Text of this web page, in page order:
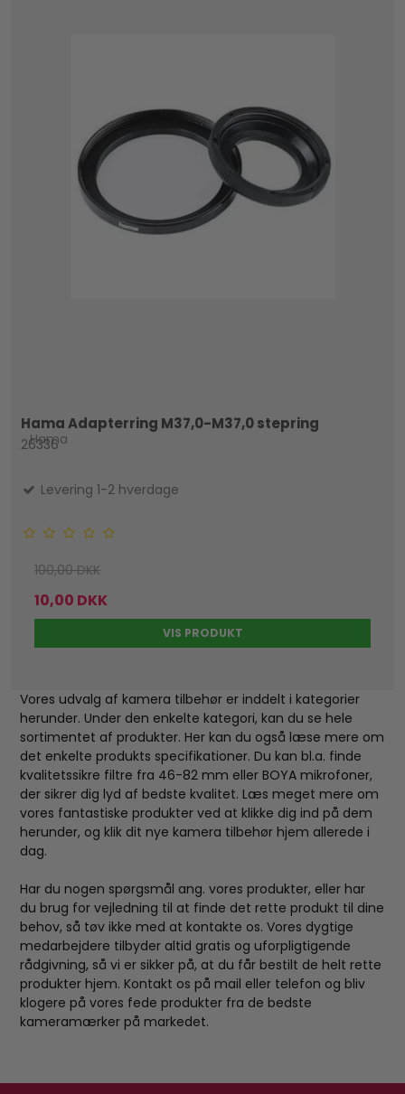
Hama Adapterring M37,0-M37,0 stepring
Hama
26336
Levering 1-2 hverdage
100,00 DKK
10,00 DKK
VIS PRODUKT
Vores udvalg af kamera tilbehør er inddelt i kategorier
herunder. Under den enkelte kategori, kan du se hele
sortimentet af produkter. Her kan du også læse mere om
det enkelte produkts specifikationer. Du kan bl.a. finde
kvalitetssikre filtre fra 46-82 mm eller BOYA mikrofoner,
der sikrer dig lyd af bedste kvalitet. Læs meget mere om
vores fantastiske produkter ved at klikke dig ind på dem
herunder, og klik dit nye kamera tilbehør hjem allerede i
dag.
Har du nogen spørgsmål ang. vores produkter, eller har
du brug for vejledning til at finde det rette produkt til dine
behov, så tøv ikke med at kontakte os. Vores dygtige
medarbejdere tilbyder altid gratis og uforpligtigende
rådgivning, så vi er sikker på, at du får bestilt de helt rette
produkter hjem. Kontakt os på mail eller telefon og bliv
klogere på vores fede produkter fra de bedste
kameramærker på markedet.